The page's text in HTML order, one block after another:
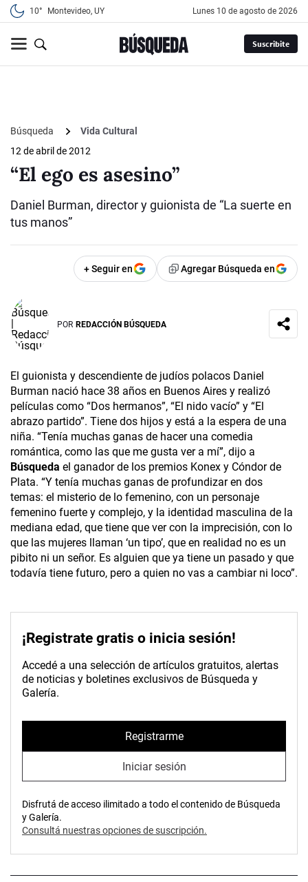
10° Montevideo, UY lunes 10 de agosto de 2026
Suscribite
Búsqueda
Vida Cultural
12 de abril de 2012
“El ego es asesino”
Daniel Burman, director y guionista de “La suerte en
tus manos”
+ Seguir en Agregar Búsqueda en
POR REDACCIÓN BÚSQUEDA
El guionista y descendiente de judíos polacos Daniel
Burman nació hace 38 años en Buenos Aires y realizó
películas como “Dos hermanos”, “El nido vacío” y “El
abrazo partido”. Tiene dos hijos y está a la espera de una
niña. “Tenía muchas ganas de hacer una comedia
romántica, como las que me gusta ver a mí”, dijo a
Búsqueda el ganador de los premios Konex y Cóndor de
Plata. “Y tenía muchas ganas de profundizar en dos
temas: el misterio de lo femenino, con un personaje
femenino fuerte y complejo, y la identidad masculina de la
mediana edad, que tiene que ver con la imprecisión, con lo
que las mujeres llaman ‘un tipo’, que en realidad no es un
pibito ni un señor. Es alguien que ya tiene un pasado y que
todavía tiene futuro, pero a quien no vas a cambiar ni loco”.
¡Registrate gratis o inicia sesión!
Accedé a una selección de artículos gratuitos, alertas
de noticias y boletines exclusivos de Búsqueda y
Galería.
Registrarme
Iniciar sesión
Disfrutá de acceso ilimitado a todo el contenido de Búsqueda
y Galería.
Consultá nuestras opciones de suscripción.